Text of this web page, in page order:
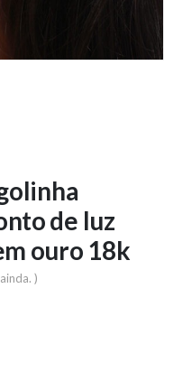
de luz
ouro 18k
)